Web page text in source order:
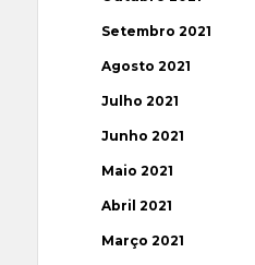
Setembro 2021
Agosto 2021
Julho 2021
Junho 2021
Maio 2021
Abril 2021
Março 2021